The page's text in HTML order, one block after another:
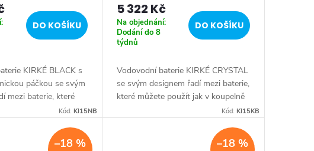
DO KOŠÍKU
KIRKÉ BLACK s
páčkou se svým
mezi baterie, které
zařízené v retro
Kód: KI15NB
5 322 Kč
Na objednání:
Dodání do 8
týdnů
DO KOŠÍKU
Vodovodní baterie KIRKÉ CRYSTAL
se svým designem řadí mezi baterie,
které můžete použít jak v koupelně
moderní, tak i v koupelně zařízené v
Kód: KI15KB
–18 % –18 %